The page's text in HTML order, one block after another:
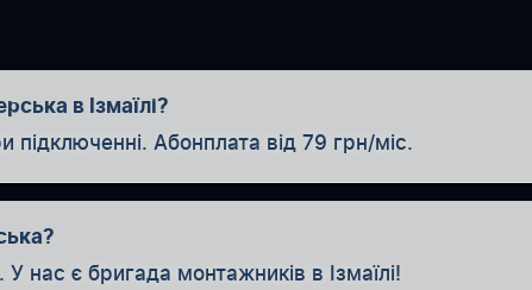
в Ізмаїлі?
Абонплата від 79 грн/міс.
нас є бригада монтажників в Ізмаїлі!